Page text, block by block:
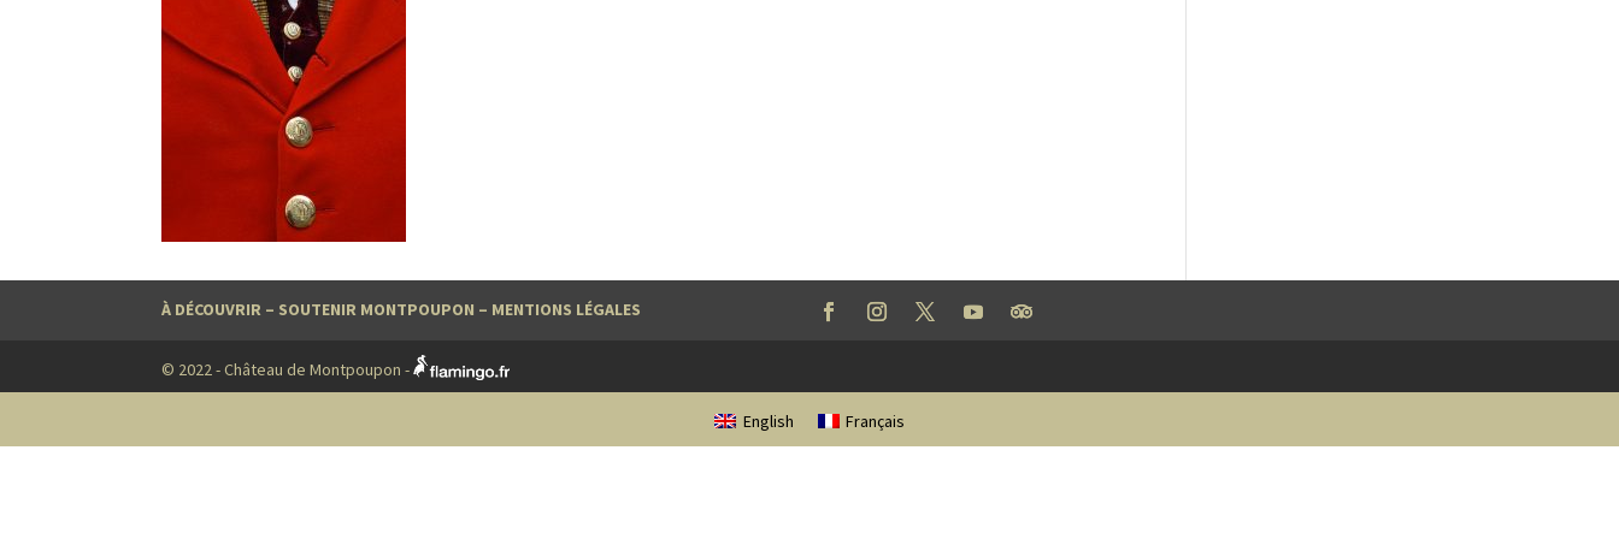
À DÉCOUVRIR – SOUTENIR MONTPOUPON – MENTIONS LÉGALES
© 2022 - Château de Montpoupon -
English Français